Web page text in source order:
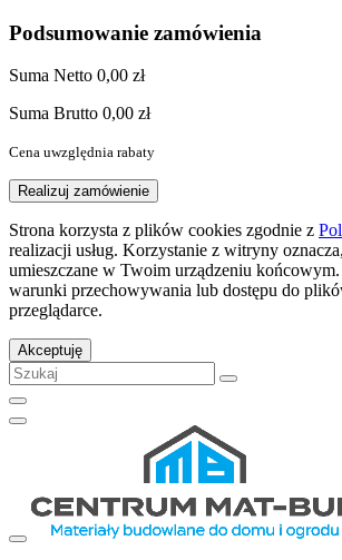
Podsumowanie zamówienia
Suma Netto 0,00 zł
Suma Brutto 0,00 zł
Cena uwzględnia rabaty
Realizuj zamówienie
Strona korzysta z plików cookies zgodnie z
realizacji usług. Korzystanie z witryny
umieszczane w Twoim urządzeniu
warunki przechowywania lub dostępu do
przeglądarce.
Akceptuję